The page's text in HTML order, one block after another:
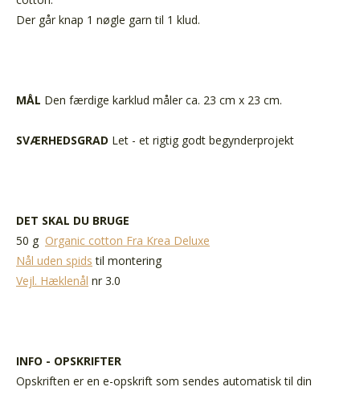
Der går knap 1 nøgle garn til 1 klud.
MÅL Den færdige karklud måler ca. 23 cm x 23 cm.
SVÆRHEDSGRAD Let - et rigtig godt begynderprojekt
DET SKAL DU BRUGE
50 g Organic cotton Fra Krea Deluxe
Nål uden spids til montering
Vejl. Hæklenål nr 3.0
INFO - OPSKRIFTER
Opskriften er en e-opskrift som sendes automatisk til din